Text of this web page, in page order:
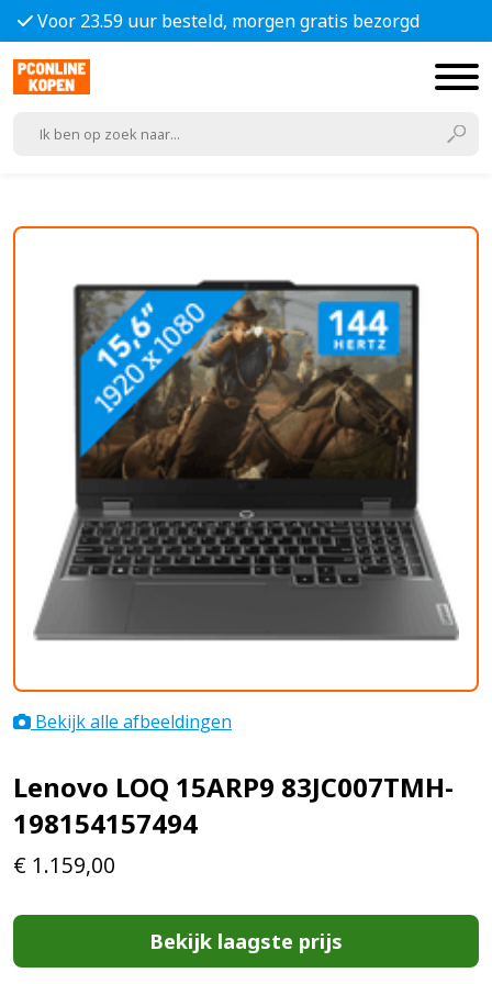
Voor 23.59 uur besteld, morgen gratis bezorgd
Bekijk alle afbeeldingen
Lenovo LOQ 15ARP9 83JC007TMH-
198154157494
€ 1.159,00
Bekijk laagste prijs